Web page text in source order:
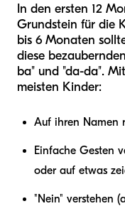
In den ersten 12
Grundstein für die
bis 6 Monaten
diese
ba" und "da-da".
meisten Kinder:
Auf ihren Namen
Einfache Gesten
oder auf etwas
"Nein" verstehen